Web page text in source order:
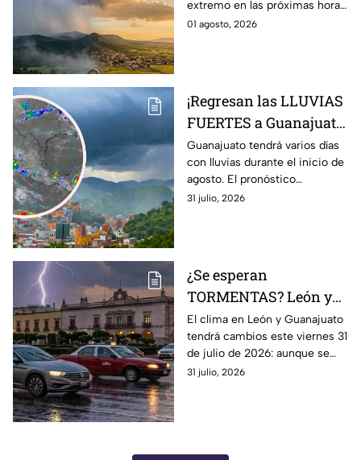
Guanajuato?
extremo en las próximas horas
en gran parte del país.
01 agosto, 2026
¡Regresan las LLUVIAS
FUERTES a Guanajuato!
Pronostican varios
días con chubascos y
tormentas del 1 al 4 de
AGOSTO: esto se espera
Guanajuato tendrá varios días
con lluvias durante el inicio de
agosto. El pronóstico
contempla chubascos fuertes,
31 julio, 2026
¿Se esperan
TORMENTAS? León y
Guanajuato con
posibilidad de
LLUVIAS FUERTES hoy
viernes: Hora EXACTA
El clima en León y Guanajuato
tendrá cambios este viernes 31
de julio de 2026: aunque se
espera una jornada
31 julio, 2026